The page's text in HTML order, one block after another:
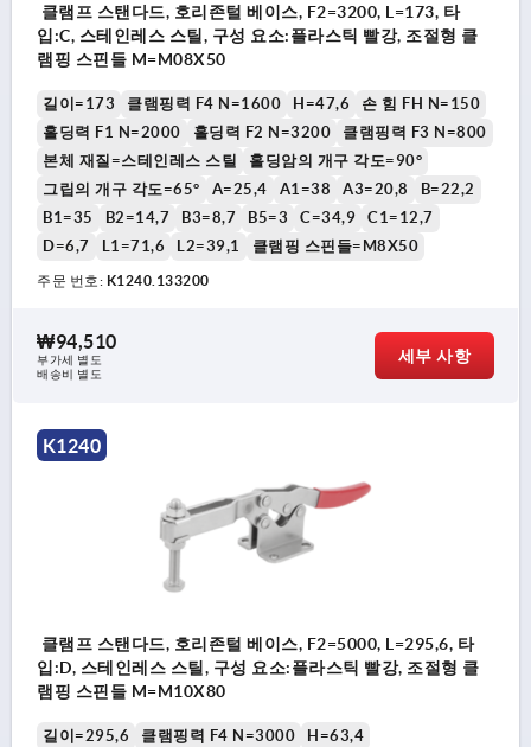
클램프 스탠다드, 호리존털 베이스, F2=3200, L=173, 타
입:C, 스테인레스 스틸, 구성 요소:플라스틱 빨강, 조절형 클
램핑 스핀들 M=M08X50
길이=173 클램핑력 F4 N=1600 H=47,6
손 힘 FH N=150
홀딩력 F1 N=2000
홀딩력 F2 N=3200
클램핑력 F3 N=800
본체 재질=스테인레스 스틸
홀딩암의 개구 각도=90°
그립의 개구 각도=65°
A=25,4 A1=38 A3=20,8
B=22,2
B1=35
B2=14,7 B3=8,7 B5=3 C=34,9
C1=12,7
D=6,7
L1=71,6 L2=39,1 클램핑 스핀들=M8X50
주문 번호: K1240.133200
₩94,510
부가세 별도
배송비 별도
세부 사항
K1240
클램프 스탠다드, 호리존털 베이스, F2=5000, L=295,6, 타
입:D, 스테인레스 스틸, 구성 요소:플라스틱 빨강, 조절형 클
램핑 스핀들 M=M10X80
길이=295,6 클램핑력 F4 N=3000
H=63,4